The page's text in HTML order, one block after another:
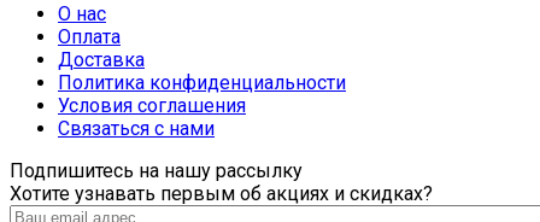
О нас
Оплата
Доставка
Политика конфиденциальности
Условия соглашения
Связаться с нами
Подпишитесь на нашу рассылку
Хотите узнавать первым об акциях и скидках?